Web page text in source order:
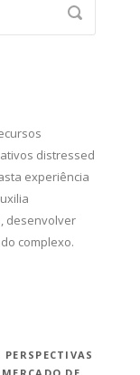
distressed
experiência
desenvolver
complexo.